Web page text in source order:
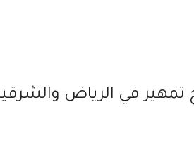
في الرياض